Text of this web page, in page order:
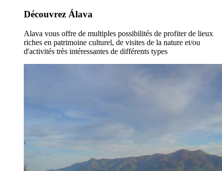
Découvrez Álava
Alava vous offre de multiples possibilités de profiter de lieux
riches en patrimoine culturel, de visites de la nature et/ou
d'activités très intéressantes de différents types